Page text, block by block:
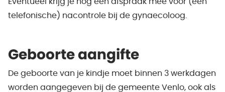
telefonische) nacontrole bij de gynaecoloog.
Geboorte aangifte
De geboorte van je kindje moet binnen 3 werkdagen
worden aangegeven bij de gemeente Venlo, ook als